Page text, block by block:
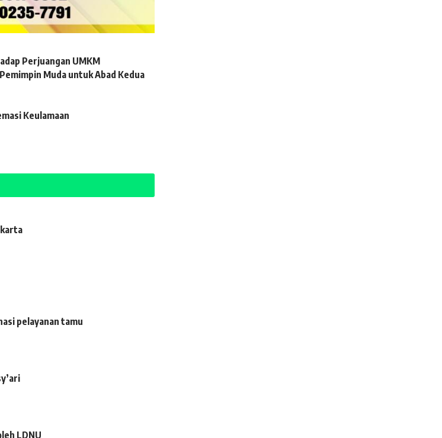
Perjuangan UMKM
Muda untuk Abad Kedua
Keulamaan
pelayanan tamu
LDNU